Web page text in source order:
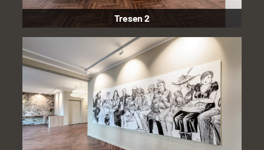
Tresen 2